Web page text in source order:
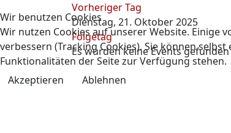
Vorheriger Tag
Dienstag, 21. Oktober 2025
Folgetag
Es wurden keine Events gefunden
Wir benutzen Cookies
Wir nutzen Cookies auf unserer Website. Einige
verbessern (Tracking Cookies). Sie können
Funktionalitäten der Seite zur Verfügung stehen.
Akzeptieren
Ablehnen